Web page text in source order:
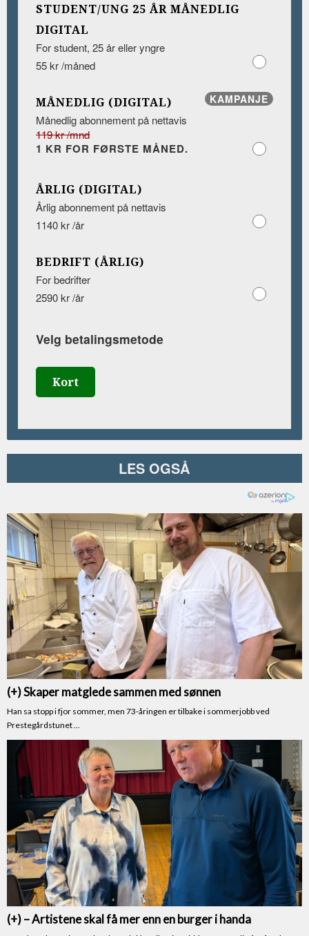
STUDENT/UNG 25 ÅR MÅNEDLIG
DIGITAL
For student, 25 år eller yngre
55 kr /måned
KAMPANJE
MÅNEDLIG (DIGITAL)
Månedlig abonnement på nettavis
119 kr /mnd
1 KR FOR FØRSTE MÅNED.
ÅRLIG (DIGITAL)
Årlig abonnement på nettavis
1140 kr /år
BEDRIFT (ÅRLIG)
For bedrifter
2590 kr /år
Velg betalingsmetode
Kort
LES OGSÅ